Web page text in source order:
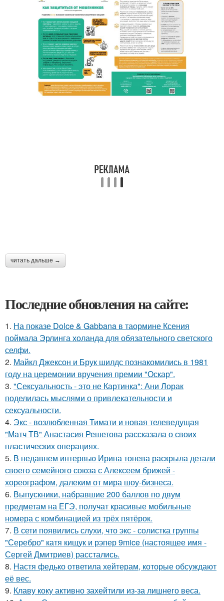
читать дальше →
Последние обновления на сайте:
1. На показе Dolce & Gabbana в таормине Ксения
поймала Эрлинга холанда для обязательного светского
селфи.
2. Майкл Джексон и Брук шилдс познакомились в 1981
году на церемонии вручения премии "Оскар".
3. "Сексуальность - это не Картинка": Ани Лорак
поделилась мыслями о привлекательности и
сексуальности.
4. Экс - возлюбленная Тимати и новая телеведущая
"Матч ТВ" Анастасия Решетова рассказала о своих
пластических операциях.
5. В недавнем интервью Ирина тонева раскрыла детали
своего семейного союза с Алексеем брижей -
хореографом, далеким от мира шоу-бизнеса.
6. Выпускники, набравшие 200 баллов по двум
предметам на ЕГЭ, получат красивые мобильные
номера с комбинацией из трёх пятёрок.
7. В сети появились слухи, что экс - солистка группы
"Серебро" катя кищук и рэпер 9mice (настоящее имя -
Сергей Дмитриев) расстались.
8. Настя федько ответила хейтерам, которые обсуждают
её вес.
9. Клаву коку активно захейтили из-за лишнего веса.